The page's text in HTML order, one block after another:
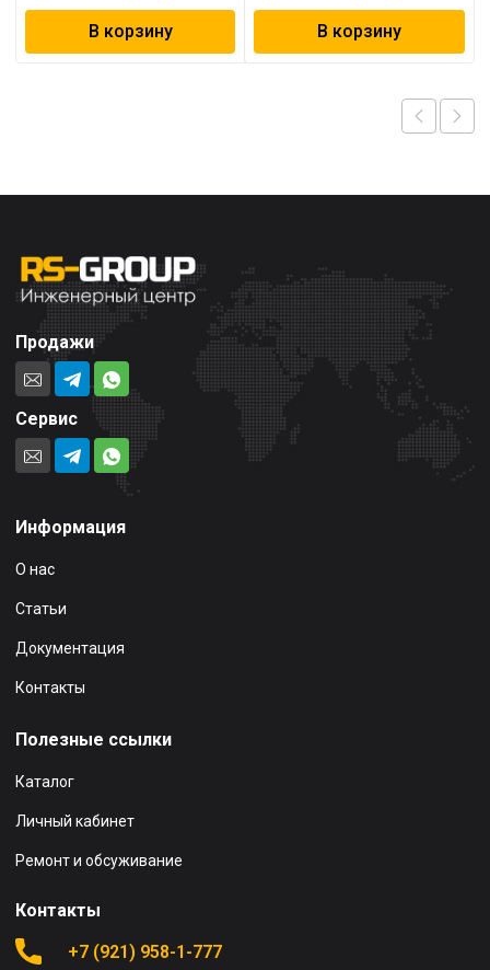
В корзину В корзину
Продажи
Сервис
Информация
О нас
Статьи
Документация
Контакты
Полезные ссылки
Каталог
Личный кабинет
Ремонт и обсуживание
Контакты
+7 (921) 958-1-777